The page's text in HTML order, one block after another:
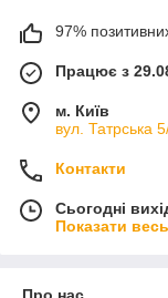
97%
Працює з
м. Київ
вул. Татрська
Контакти
Сьогодні
Показати